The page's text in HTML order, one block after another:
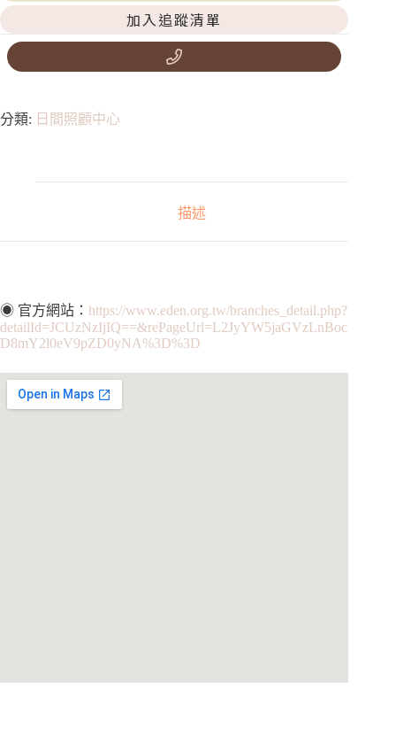
加入追蹤清單
分類: 日間照顧中心
描述
◉ 官方網站： https://www.eden.org.tw/branches_detail.php?
detailId=JCUzNzIjIQ==&rePageUrl=L2JyYW5jaGVzLnBoc
D8mY2l0eV9pZD0yNA%3D%3D